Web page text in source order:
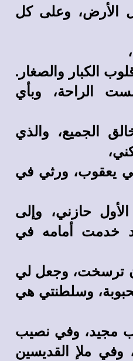
الأرض، وعلى كل
الكبار والصغار.
الراحة، وبأي
الجميع، والذي
في يعقوب، ورثي في
الأول حازني، وإلى
خدمت أمامه في
ترسخت، وجعل لي
وسلطنتي هي
مجيد، وفي نصيب
وفي ملإ القديسين